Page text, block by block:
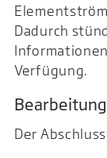
Dadurch
Verfügung.
Der